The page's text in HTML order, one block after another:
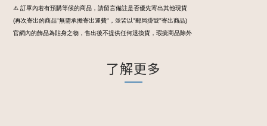
⚠️ 訂單內若有預購等候的商品，請留言備註是否優先寄出其他現貨
(再次寄出的商品"無需承擔寄出運費"，並皆以"郵局掛號"寄出商品)
官網內的飾品為貼身之物，售出後不提供任何退換貨，瑕疵商品除外
了解更多